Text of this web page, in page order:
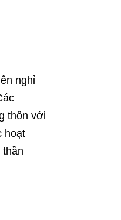
nghỉ
thôn với
hoạt